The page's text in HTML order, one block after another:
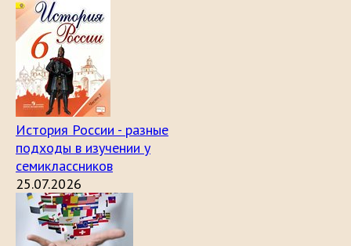
История России - разные
подходы в изучении у
семиклассников
25.07.2026